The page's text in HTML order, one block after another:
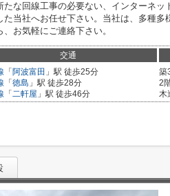
な回線工事の必要ない、インターネ
当社へお任せ下さい。当社は、多種
お気軽にご連絡下さい。
交通
「 阿波富田 」駅 徒歩25分
「 徳島 」駅 徒歩28分
「 二軒屋 」駅 徒歩46分
築
2
木